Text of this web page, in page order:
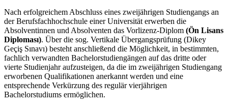
Nach erfolgreichem Abschluss eines zweijährigen Studiengangs an
der Berufsfachhochschule einer Universität erwerben die
Absolventinnen und Absolventen das Vorlizenz-Diplom (Ön Lisans
Diploması). Über die sog. Vertikale Übergangsprüfung (Dikey
Geçiş Sınavı) besteht anschließend die Möglichkeit, in bestimmten,
fachlich verwandten Bachelorstudiengängen auf das dritte oder
vierte Studienjahr aufzusteigen, da die im zweijährigen Studiengang
erworbenen Qualifikationen anerkannt werden und eine
entsprechende Verkürzung des regulär vierjährigen
Bachelorstudiums ermöglichen.